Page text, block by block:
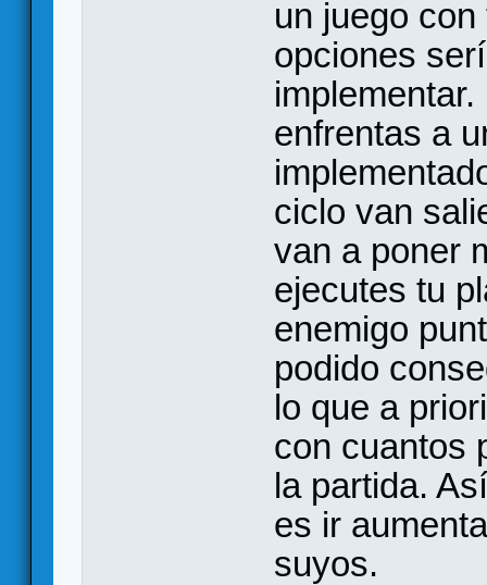
un juego
opciones
enfrentas a
ciclo van
van a poner
ejecutes tu
enemigo
podido
lo que a
con cuantos
la partida.
es ir
suyos.